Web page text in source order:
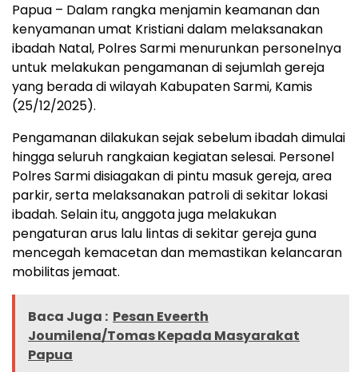
Papua – Dalam rangka menjamin keamanan dan
kenyamanan umat Kristiani dalam melaksanakan
ibadah Natal, Polres Sarmi menurunkan personelnya
untuk melakukan pengamanan di sejumlah gereja
yang berada di wilayah Kabupaten Sarmi, Kamis
(25/12/2025).
Pengamanan dilakukan sejak sebelum ibadah dimulai
hingga seluruh rangkaian kegiatan selesai. Personel
Polres Sarmi disiagakan di pintu masuk gereja, area
parkir, serta melaksanakan patroli di sekitar lokasi
ibadah. Selain itu, anggota juga melakukan
pengaturan arus lalu lintas di sekitar gereja guna
mencegah kemacetan dan memastikan kelancaran
mobilitas jemaat.
Baca Juga : Pesan Eveerth
Joumilena/Tomas Kepada Masyarakat
Papua